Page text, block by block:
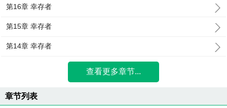
第16章 幸存者
第15章 幸存者
第14章 幸存者
查看更多章节...
章节列表